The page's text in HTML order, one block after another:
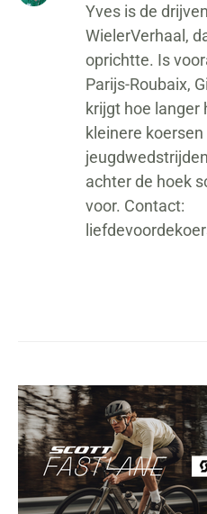
Yves is de
WielerVerhaal,
oprichtte. Is
Parijs-Roubaix,
krijgt hoe langer
kleinere
achter de hoek
voor. Contact: